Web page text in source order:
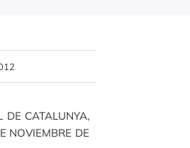
DE CATALUNYA,
NOVIEMBRE DE